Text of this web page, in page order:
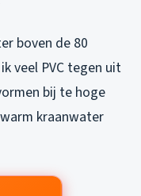
boven de 80
veel PVC tegen uit
bij te hoge
kraanwater